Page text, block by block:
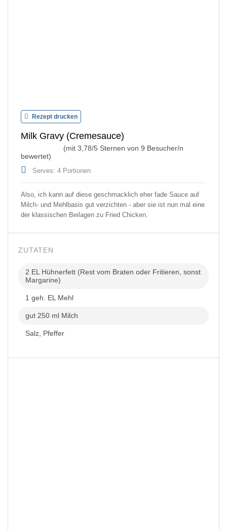
Rezept drucken
Milk Gravy (Cremesauce)
(mit 3,78/5 Sternen von 9 Besucher/n
bewertet)
Serves: 4 Portionen
Also, ich kann auf diese geschmacklich eher fade Sauce auf
Milch- und Mehlbasis gut verzichten - aber sie ist nun mal eine
der klassischen Beilagen zu Fried Chicken.
ZUTATEN
2 EL Hühnerfett (Rest vom Braten oder Fritieren, sonst
Margarine)
1 geh. EL Mehl
gut 250 ml Milch
Salz, Pfeffer